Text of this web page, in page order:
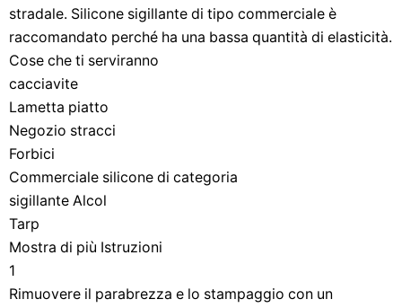
stradale. Silicone sigillante di tipo commerciale è
raccomandato perché ha una bassa quantità di elasticità.
Cose che ti serviranno
cacciavite
Lametta piatto
Negozio stracci
Forbici
Commerciale silicone di categoria
sigillante Alcol
Tarp
Mostra di più Istruzioni
1
Rimuovere il parabrezza e lo stampaggio con un